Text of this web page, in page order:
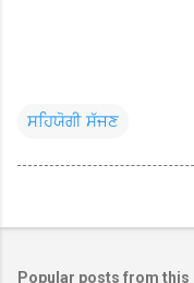
ਸਹਿਯੋਗੀ ਸੱਜਣ
Popular posts from this